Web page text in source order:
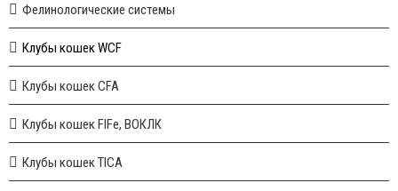
Фелинологические системы
Клубы кошек WCF
Клубы кошек CFA
Клубы кошек FIFe, ВОКЛК
Клубы кошек TICA